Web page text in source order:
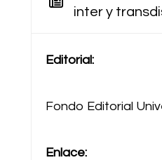
inter y
Editorial:
Fondo Editorial
Enlace: